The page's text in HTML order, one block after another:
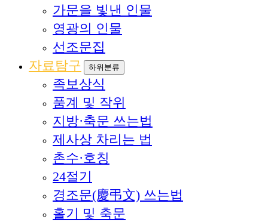
가문을 빛낸 인물
영광의 인물
선조문집
자료탐구
하위분류
족보상식
품계 및 작위
지방·축문 쓰는법
제사상 차리는 법
촌수·호칭
24절기
경조문(慶弔文) 쓰는법
홀기 및 축문